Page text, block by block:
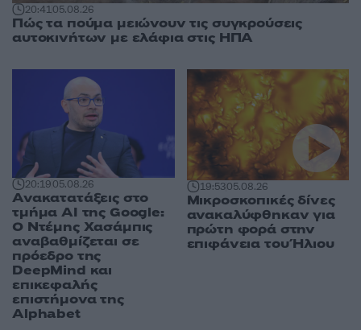
20:4105.08.26
Πώς τα πούμα μειώνουν τις συγκρούσεις
αυτοκινήτων με ελάφια στις ΗΠΑ
20:1905.08.26
Ανακατατάξεις στο
τμήμα AI της Google:
Ο Ντέμης Χασάμπις
αναβαθμίζεται σε
πρόεδρο της
DeepMind και
επικεφαλής
επιστήμονα της
Alphabet
19:5305.08.26
Μικροσκοπικές δίνες
ανακαλύφθηκαν για
πρώτη φορά στην
επιφάνεια του Ήλιου